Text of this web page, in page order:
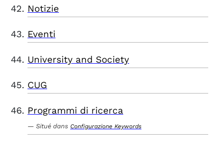
Notizie
Eventi
University and Society
CUG
Programmi di ricerca
Situé dans Configurazione Keywords